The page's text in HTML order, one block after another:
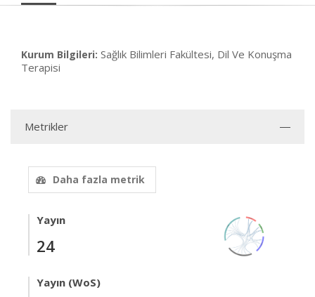
Kurum Bilgileri: Sağlık Bilimleri Fakültesi, Dil Ve Konuşma
Terapisi
Metrikler
Daha fazla metrik
Yayın
24
Yayın (WoS)